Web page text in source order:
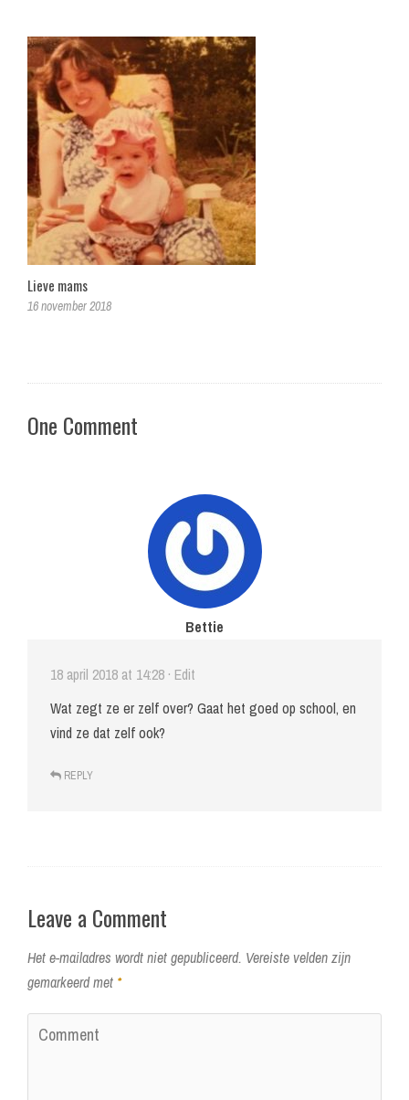
Lieve mams
16 november 2018
One Comment
Bettie
18 april 2018 at 14:28 · Edit
Wat zegt ze er zelf over? Gaat het goed op school, en
vind ze dat zelf ook?
REPLY
Leave a Comment
Het e-mailadres wordt niet gepubliceerd. Vereiste velden zijn
gemarkeerd met *